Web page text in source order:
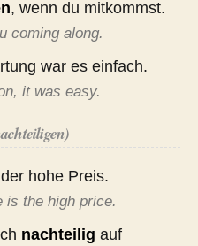
, wenn du mitkommst.
coming along.
war es einfach.
it was easy.
hohe Preis.
is the high price.
nachteilig auf